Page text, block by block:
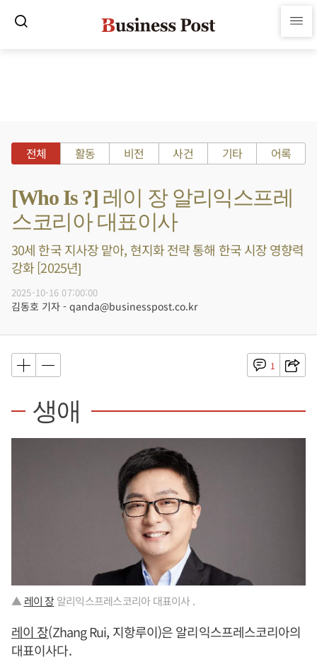
전체 활동 비전 사건 기타 어록
[Who Is ?] 레이 장 알리익스프레
스코리아 대표이사
30세 한국 지사장 맡아, 현지화 전략 통해 한국 시장 영향력
강화 [2025년]
2025-10-16 07:00:00
김동호 기자 - qanda@businesspost.co.kr
1
생애
▲ 레이 장알리익스프레스코리아 대표이사 .
레이 장(Zhang Rui, 지항루이)은 알리익스프레스코리아의
대표이사다.